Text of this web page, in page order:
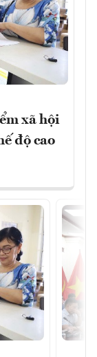
xã hội
độ cao